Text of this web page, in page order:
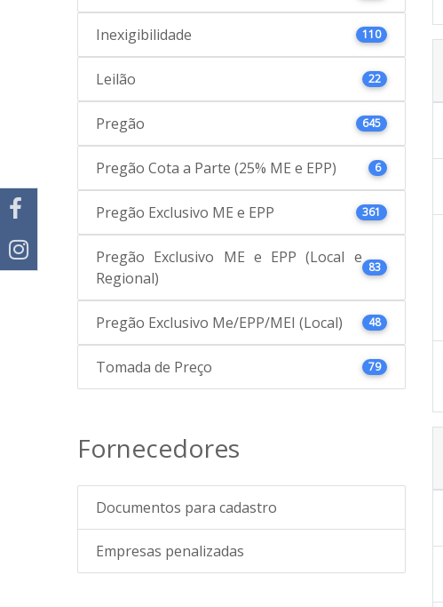
Inexigibilidade 110
Leilão 22
Pregão 645
Pregão Cota a Parte (25% ME e EPP) 6
Pregão Exclusivo ME e EPP 361
Pregão Exclusivo ME e EPP (Local e
Regional)
83
Pregão Exclusivo Me/EPP/MEI (Local) 48
Tomada de Preço 79
Fornecedores
Documentos para cadastro
Empresas penalizadas